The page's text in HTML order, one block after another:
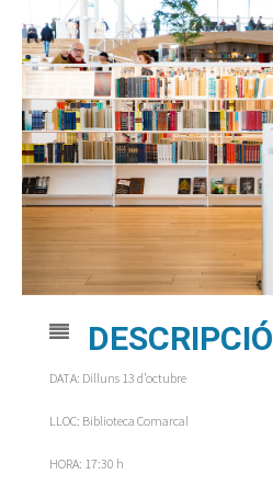
DESCRIPCIÓ
DATA: Dilluns 13 d’octubre
LLOC: Biblioteca Comarcal
HORA: 17:30 h